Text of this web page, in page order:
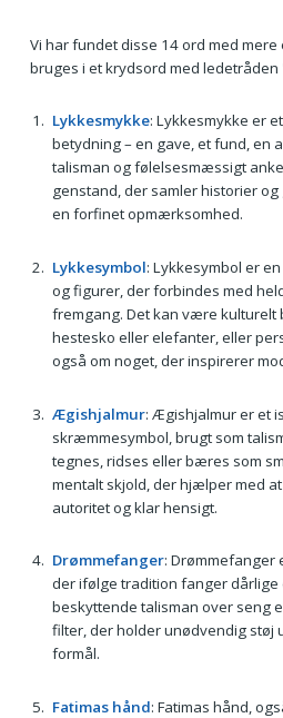
Vi har fundet disse 14 ord med
bruges i et krydsord med ledetråden
Lykkesmykke: Lykkesmykke er
betydning – en gave, et fund, en
talisman og følelsesmæssigt
genstand, der samler historier
en forfinet opmærksomhed.
Lykkesymbol: Lykkesymbol er
og figurer, der forbindes med
fremgang. Det kan være kulturelt
hestesko eller elefanter, eller
også om noget, der inspirerer
Ægishjalmur: Ægishjalmur er et
skræmmesymbol, brugt som
tegnes, ridses eller bæres som
mentalt skjold, der hjælper med
autoritet og klar hensigt.
Drømmefanger: Drømmefanger
der ifølge tradition fanger dårlige
beskyttende talisman over seng
filter, der holder unødvendig støj
formål.
Fatimas hånd: Fatimas hånd,